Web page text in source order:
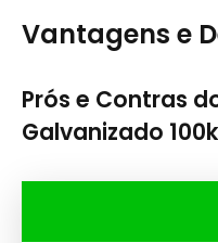
Vantagens e
Prós e Contras
Galvanizado